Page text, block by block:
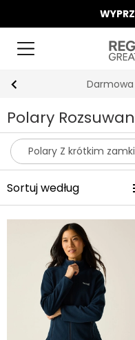
Odbierz 15%,
Polary
Polary Z krótkim